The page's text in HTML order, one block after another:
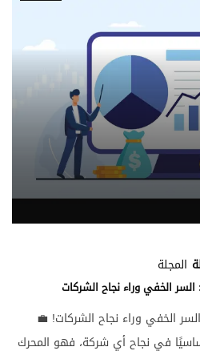
المجلة
الخفي وراء نجاح الشركات! 💼
في نجاح أي شركة، فهو المحرك